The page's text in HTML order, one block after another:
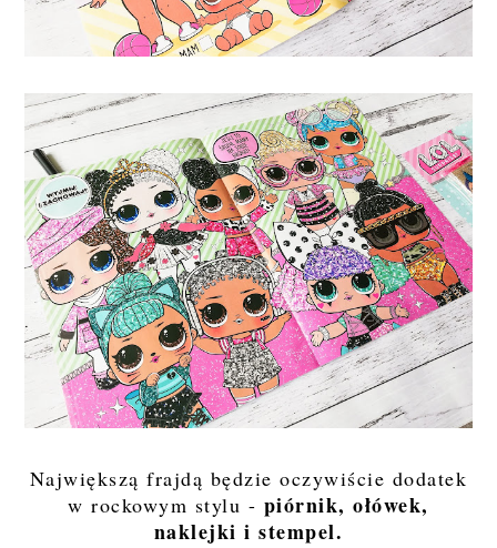
Największą frajdą będzie oczywiście dodatek
w rockowym stylu - piórnik, ołówek,
naklejki i stempel.